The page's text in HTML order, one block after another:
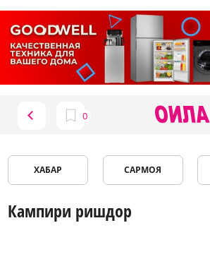
ХАБАР САРМОЯ
Кампири ришдор